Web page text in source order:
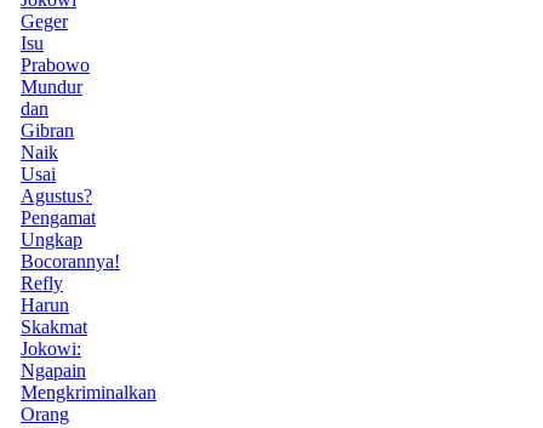
Geger
Isu
Prabowo
Mundur
dan
Gibran
Naik
Usai
Agustus?
Pengamat
Ungkap
Bocorannya!
Refly
Harun
Skakmat
Jokowi:
Ngapain
Mengkriminalkan
Orang